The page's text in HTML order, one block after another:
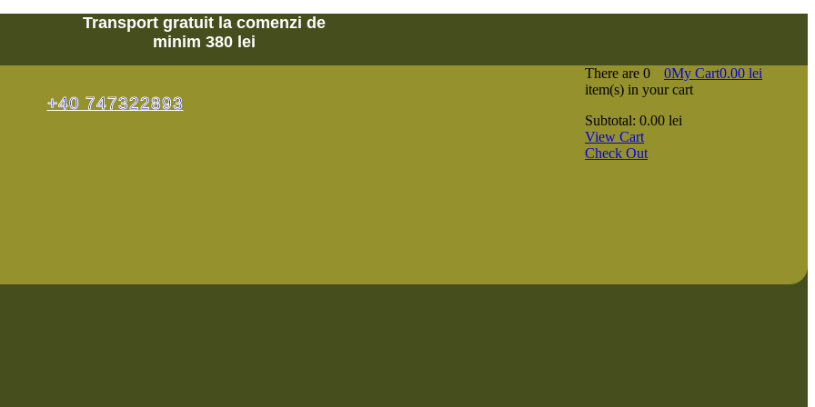
Transport gratuit la comenzi de
minim 380 lei
0My Cart0.00 lei
There are 0
item(s) in your cart
Subtotal: 0.00 lei
View Cart
Check Out
+40 747322893